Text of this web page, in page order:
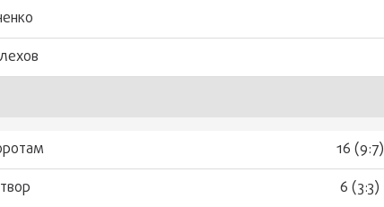
16 (9:7)
6 (3:3)